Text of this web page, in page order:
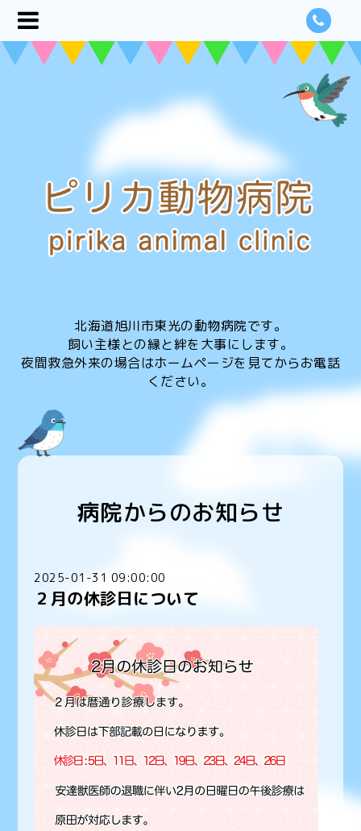
北海道旭川市東光の動物病院です。
飼い主様との縁と絆を大事にします。
夜間救急外来の場合はホームページを見てからお電話
ください。
病院からのお知らせ
2025-01-31 09:00:00
２月の休診日について